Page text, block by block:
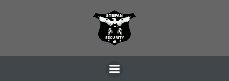
to
content